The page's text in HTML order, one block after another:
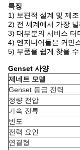
특징
1) 보편적 설계 및 제조
2) 전 세계에서 가장
3) 대부분의 서비스 터
4) 엔지니어들은 커민
5) 부품을 쉽게 찾을 수
Genset 사양
제네트 모델
Genset 등급 전력
정량 전압
가속 전류
빈도
전력 요인
연결형